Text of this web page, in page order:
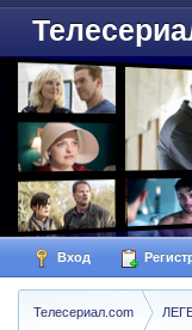
Вход
Телесериал.com